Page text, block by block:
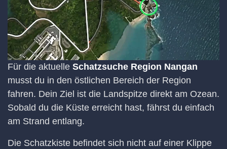
Für die aktuelle Schatzsuche Region Nangan
musst du in den östlichen Bereich der Region
fahren. Dein Ziel ist die Landspitze direkt am Ozean.
Sobald du die Küste erreicht hast, fährst du einfach
am Strand entlang.
Die Schatzkiste befindet sich nicht auf einer Klippe